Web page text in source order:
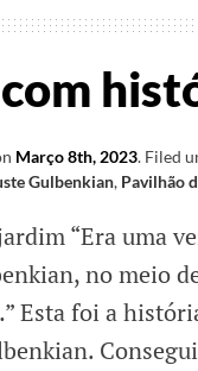
Março 8th, 2023. Filed
Gulbenkian, Pavilhão
“Era uma
no meio
Esta foi a